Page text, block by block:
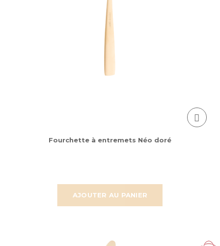
AJOUTER AU PANIER
Fourchette à entremets Néo doré